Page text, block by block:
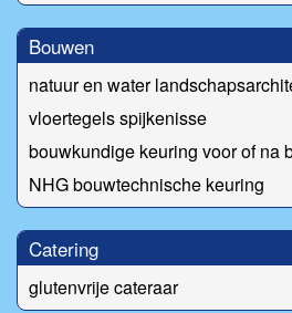
Bouwen
natuur en water
vloertegels spijkenisse
bouwkundige keuring voor of na
NHG bouwtechnische keuring
Catering
glutenvrije cateraar